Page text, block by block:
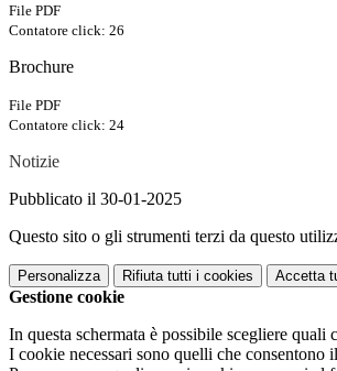
File PDF
Contatore click: 26
Brochure
File PDF
Contatore click: 24
Notizie
Pubblicato il 30-01-2025
Questo sito o gli strumenti terzi da questo
Personalizza Rifiuta tutti i cookies Accetta
Gestione cookie
In questa schermata è possibile scegliere quali
I cookie necessari sono quelli che